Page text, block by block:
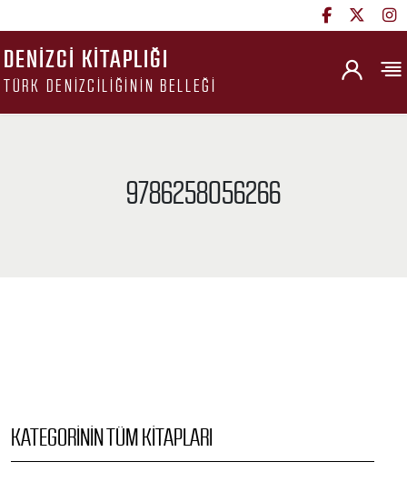
DENIZCI KITAPLIĞI
TÜRK DENIZCILIĞININ BELLEĞI
9786258056266
KATEGORININ TÜM KITAPLARI